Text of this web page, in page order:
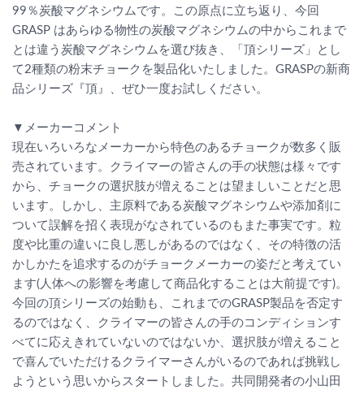
99％炭酸マグネシウムです。この原点に立ち返り、今回
GRASP はあらゆる物性の炭酸マグネシウムの中からこれまで
とは違う炭酸マグネシウムを選び抜き、「頂シリーズ」とし
て2種類の粉末チョークを製品化いたしました。GRASPの新商
品シリーズ『頂』、ぜひ一度お試しください。
▼メーカーコメント
現在いろいろなメーカーから特色のあるチョークが数多く販
売されています。クライマーの皆さんの手の状態は様々です
から、チョークの選択肢が増えることは望ましいことだと思
います。しかし、主原料である炭酸マグネシウムや添加剤に
ついて誤解を招く表現がなされているのもまた事実です。粒
度や比重の違いに良し悪しがあるのではなく、その特徴の活
かしかたを追求するのがチョークメーカーの姿だと考えてい
ます(人体への影響を考慮して商品化することは大前提です)。
今回の頂シリーズの始動も、これまでのGRASP製品を否定す
るのではなく、クライマーの皆さんの手のコンディションす
べてに応えきれていないのではないか、選択肢が増えること
で喜んでいただけるクライマーさんがいるのであれば挑戦し
ようという思いからスタートしました。共同開発者の小山田